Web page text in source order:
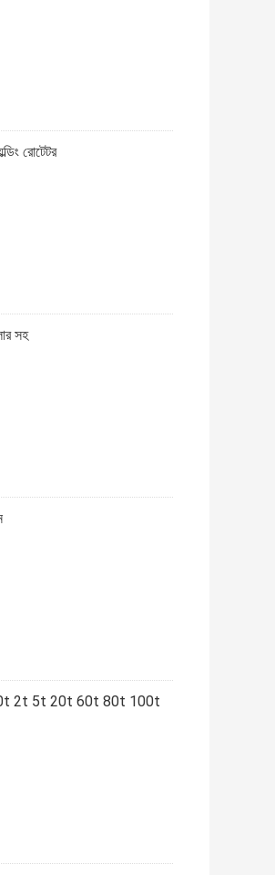
রোটেটর
সহ
150t 2t 5t 20t 60t 80t 100t